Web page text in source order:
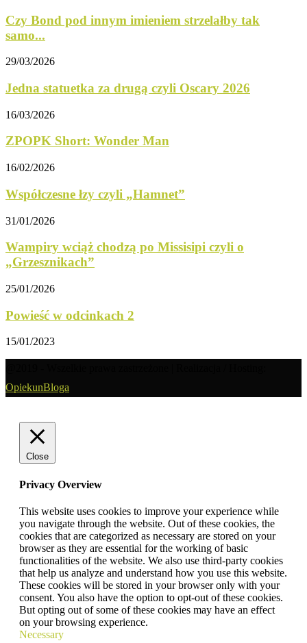
Czy Bond pod innym imieniem strzelałby tak
samo...
29/03/2026
Jedna statuetka za drugą czyli Oscary 2026
16/03/2026
ZPOPK Short: Wonder Man
16/02/2026
Współczesne łzy czyli „Hamnet”
31/01/2026
Wampiry wciąż chodzą po Missisipi czyli o
„Grzesznikach”
25/01/2026
Powieść w odcinkach 2
15/01/2023
OpiekunBloga
Close
Privacy Overview
This website uses cookies to improve your experience while
you navigate through the website. Out of these cookies, the
cookies that are categorized as necessary are stored on your
browser as they are essential for the working of basic
functionalities of the website. We also use third-party cookies
that help us analyze and understand how you use this website.
These cookies will be stored in your browser only with your
consent. You also have the option to opt-out of these cookies.
But opting out of some of these cookies may have an effect
on your browsing experience.
Necessary